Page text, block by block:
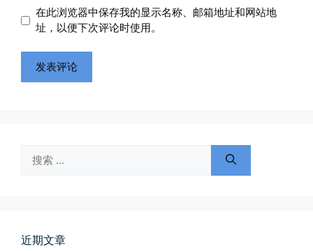
址
址
在此浏览器中保存我的显示名称、邮箱地址和网站地
址，以便下次评论时使用。
索：
近期文章